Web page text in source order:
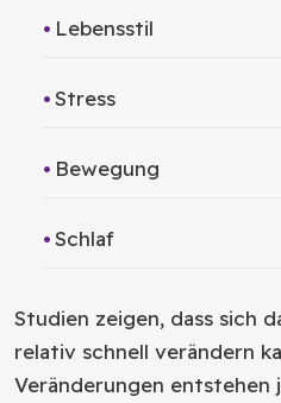
Lebensstil
Stress
Bewegung
Schlaf
Studien zeigen, dass sich
relativ schnell verändern
Veränderungen